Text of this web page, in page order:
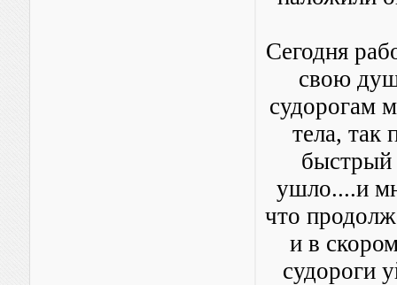
Сегодня
свою
судорогам
тела, так
быстрый
ушло....и
что
и в
судороги